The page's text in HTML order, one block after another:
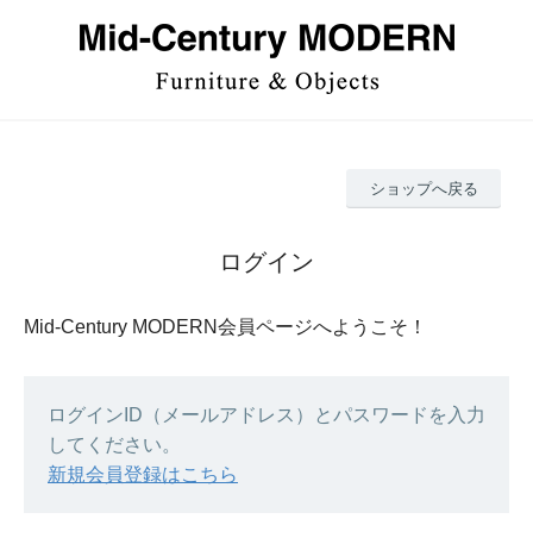
ショップへ戻る
ログイン
Mid-Century MODERN会員ページへようこそ！
ログインID（メールアドレス）とパスワードを入力
してください。
新規会員登録はこちら